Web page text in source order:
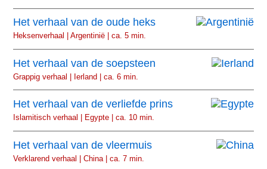
Het verhaal van de oude heks
Heksenverhaal | Argentinië | ca. 5 min.
Het verhaal van de soepsteen
Grappig verhaal | Ierland | ca. 6 min.
Het verhaal van de verliefde prins
Islamitisch verhaal | Egypte | ca. 10 min.
Het verhaal van de vleermuis
Verklarend verhaal | China | ca. 7 min.